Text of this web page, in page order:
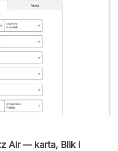
Air — karta, Blik i